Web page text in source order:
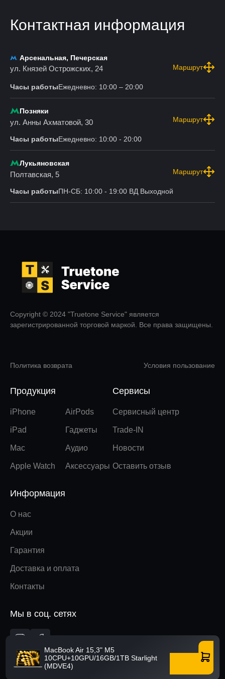
MacBook Air 15,3" M5
10CPU+10GPU/16GB/1TB Starlight
(MDVE4)
Контактная информация
Арсенальная, Печерская
ул. Князей Острожских, 24 Маршрут
Часы работыЕжедневно: 10:00 – 20:00
Позняки
ул. Анны Ахматовой, 30 Маршрут
Часы работыЕжедневно: 10:00 - 20:00
Лукьяновская
Полтавская, 5 Маршрут
Часы работыПН-СБ: 10:00 - 19:00 ВД Выходной
Copyright © 2024 "Truetone Service" является
зарегистрированной торговой маркой. Все права защищены.
Политика возврата Условия пользование
Продукция
iPhone
iPad
Mac
Apple Watch
AirPods
Гаджеты
Аудио
Аксессуары
Сервисы
Сервисный центр
Trade-IN
Новости
Оставить отзыв
Информация
О нас
Акции
Гарантия
Доставка и оплата
Контакты
Мы в соц. сетях
Вверх